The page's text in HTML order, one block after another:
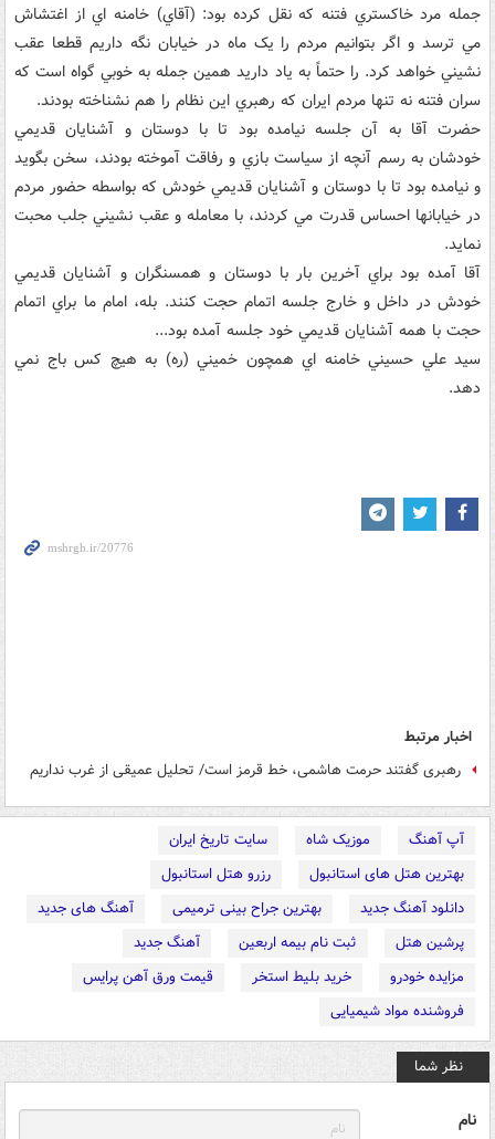
جمله مرد خاکستري فتنه که نقل کرده بود: (آقاي) خامنه اي از اغتشاش
مي ترسد و اگر بتوانيم مردم را يک ماه در خيابان نگه داريم قطعا عقب
نشيني خواهد کرد. را حتماً به ياد داريد همين جمله به خوبي گواه است که
سران فتنه نه تنها مردم ايران که رهبري اين نظام را هم نشناخته بودند.
حضرت آقا به آن جلسه نيامده بود تا با دوستان و آشنايان قديمي
خودشان به رسم آنچه از سياست بازي و رفاقت آموخته بودند، سخن بگويد
و نيامده بود تا با دوستان و آشنايان قديمي خودش که بواسطه حضور مردم
در خيابانها احساس قدرت مي کردند، با معامله و عقب نشيني جلب محبت
نمايد.
آقا آمده بود براي آخرين بار با دوستان و همسنگران و آشنايان قديمي
خودش در داخل و خارج جلسه اتمام حجت کنند. بله، امام ما براي اتمام
حجت با همه آشنايان قديمي خود جلسه آمده بود...
سيد علي حسيني خامنه اي همچون خميني (ره) به هيچ کس باج نمي
دهد.
اخبار مرتبط
رهبری گفتند حرمت هاشمی، خط قرمز است/ تحلیل عمیقی از غرب نداریم
آپ آهنگ موزیک شاه
سایت تاریخ ایران
بهترین هتل های استانبول
رزرو هتل استانبول
دانلود آهنگ جدید
بهترین جراح بینی ترمیمی
آهنگ های جدید
پرشین هتل
ثبت نام بیمه اربعین
آهنگ جدید
مزایده خودرو
خرید بلیط استخر
قیمت ورق آهن پرایس
فروشنده مواد شیمیایی
نظر شما
نام